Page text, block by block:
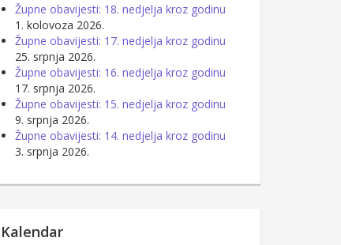
Župne obavijesti: 18. nedjelja kroz godinu
1. kolovoza 2026.
Župne obavijesti: 17. nedjelja kroz godinu
25. srpnja 2026.
Župne obavijesti: 16. nedjelja kroz godinu
17. srpnja 2026.
Župne obavijesti: 15. nedjelja kroz godinu
9. srpnja 2026.
Župne obavijesti: 14. nedjelja kroz godinu
3. srpnja 2026.
Kalendar